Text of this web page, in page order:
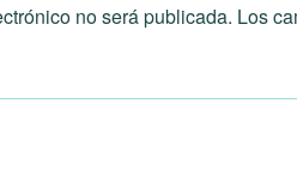
no será publicada. Los